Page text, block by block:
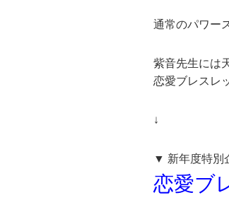
通常のパワー
紫音先生には
恋愛ブレスレ
↓
▼ 新年度特別
恋愛ブ